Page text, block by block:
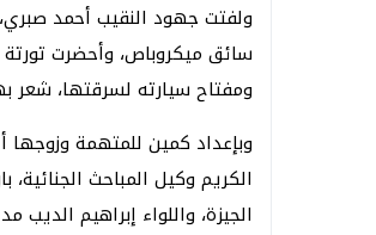
ولفتت جهود النقيب أحمد
سائق ميكروباص، وأحضرت
ومفتاح سيارته لسرقتها، شعر
وبإعداد كمين للمتهمة وزوجها
الكريم وكيل المباحث
الجيزة، واللواء إبراهيم الديب